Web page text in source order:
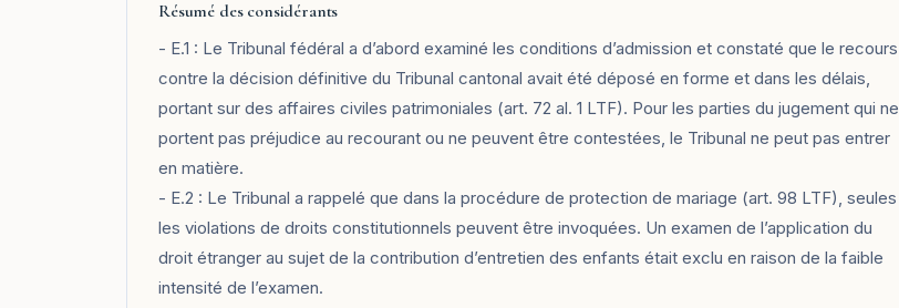
Résumé des considérants
- E.1 : Le Tribunal fédéral a d’abord examiné les conditions d’admission et constaté que le recours
contre la décision définitive du Tribunal cantonal avait été déposé en forme et dans les délais,
portant sur des affaires civiles patrimoniales (art. 72 al. 1 LTF). Pour les parties du jugement qui ne
portent pas préjudice au recourant ou ne peuvent être contestées, le Tribunal ne peut pas entrer
en matière.
- E.2 : Le Tribunal a rappelé que dans la procédure de protection de mariage (art. 98 LTF), seules
les violations de droits constitutionnels peuvent être invoquées. Un examen de l’application du
droit étranger au sujet de la contribution d’entretien des enfants était exclu en raison de la faible
intensité de l’examen.